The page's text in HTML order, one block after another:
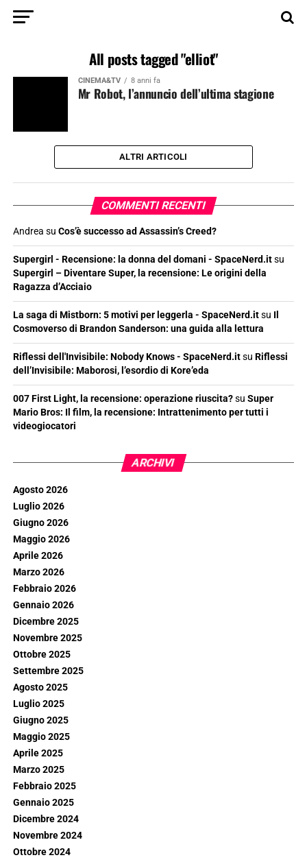
All posts tagged "elliot"
CINEMA&TV 8 anni fa
Mr Robot, l’annuncio dell’ultima stagione
ALTRI ARTICOLI
COMMENTI RECENTI
Andrea su Cos’è successo ad Assassin’s Creed?
Supergirl - Recensione: la donna del domani - SpaceNerd.itsu
Supergirl – Diventare Super, la recensione: Le origini della
Ragazza d’Acciaio
La saga di Mistborn: 5 motivi per leggerla - SpaceNerd.itsu Il
Cosmoverso di Brandon Sanderson: una guida alla lettura
Riflessi dell'Invisibile: Nobody Knows - SpaceNerd.itsu Riflessi
dell’Invisibile: Maborosi, l’esordio di Kore’eda
007 First Light, la recensione: operazione riuscita?su Super
Mario Bros: Il film, la recensione: Intrattenimento per tutti i
videogiocatori
ARCHIVI
Agosto 2026
Luglio 2026
Giugno 2026
Maggio 2026
Aprile 2026
Marzo 2026
Febbraio 2026
Gennaio 2026
Dicembre 2025
Novembre 2025
Ottobre 2025
Settembre 2025
Agosto 2025
Luglio 2025
Giugno 2025
Maggio 2025
Aprile 2025
Marzo 2025
Febbraio 2025
Gennaio 2025
Dicembre 2024
Novembre 2024
Ottobre 2024